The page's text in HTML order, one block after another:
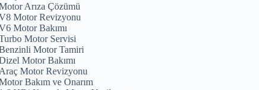
Arıza Çözümü
Motor Revizyonu
Motor Bakımı
Motor Servisi
Motor Tamiri
Motor Bakımı
Araç Motor Revizyonu
Bakım ve Onarım